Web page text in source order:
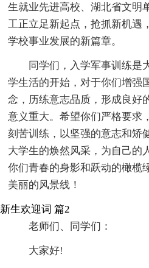
生就业先进高校、湖北省文明
工正立足新起点，抢抓新机遇
学校事业发展的新篇章。
同学们，入学军事训练是
学生活的开始，对于你们增强
念，历练意志品质，形成良好
意义重大。希望你们严格要求
刻苦训练，以坚强的意志和矫
大学生的焕然风采，为自己的
你们青春的身影和跃动的橄榄
美丽的风景线！
新生欢迎词 篇2
老师们、同学们：
大家好!